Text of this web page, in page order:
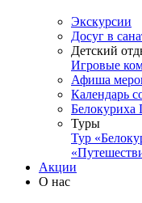
Экскурсии
Досуг в
Детский
Игровые
Афиша
Календарь
Белокуриха
Туры
Тур
Акции
О нас